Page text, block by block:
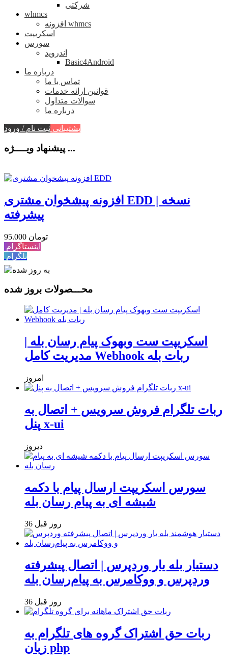
شرکتی
whmcs
افزونه whmcs
اسکریپت
سورس
اندروید
Basic4Android
درباره ما
تماس با ما
قوانین ارائه خدمات
سوالات متداول
درباره ما
پشتیبانی ثبت نام / ورود
پیشنهاد ویــــژه ...
افزونه پیشخوان مشتری EDD | نسخه
پیشرفته
95.000 تومان
اینستاگرام
تلگرام
محـــصولات بروز شده
اسکریپت ست وبهوک پیام رسان بله |
مدیریت کامل Webhook ربات بله
امروز
ربات تلگرام فروش سرویس + اتصال به
پنل x-ui
دیروز
سورس اسکریپت ارسال پیام با دکمه
شیشه ای به پیام رسان بله
36 روز قبل
دستیار بله یار وردپرس | اتصال پیشرفته
وردپرس و ووکامرس به پیام‌رسان بله
36 روز قبل
ربات حق اشتراک گروه های تلگرام به
زبان php